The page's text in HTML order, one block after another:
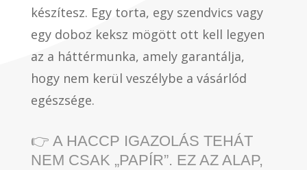
készítesz. Egy torta, egy szendvics vagy
egy doboz keksz mögött ott kell legyen
az a háttérmunka, amely garantálja,
hogy nem kerül veszélybe a vásárlód
egészsége.
👉 A HACCP IGAZOLÁS TEHÁT
NEM CSAK „PAPÍR”. EZ AZ ALAP,